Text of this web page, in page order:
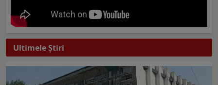
Ultimele Ştiri